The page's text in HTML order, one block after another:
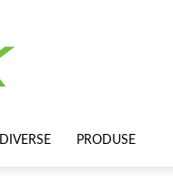
DIVERSE PRODUSE